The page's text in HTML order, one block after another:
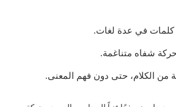
في عدة لغات.
حركة شفاه متناغمة.
من الكلام، حتى دون فهم المعنى.